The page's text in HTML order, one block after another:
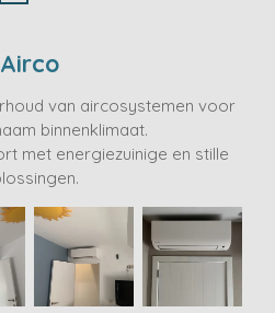
Airco
van aircosystemen voor
binnenklimaat.
met energiezuinige en stille